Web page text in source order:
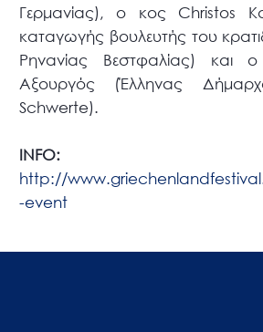
Γερμανίας), ο κος Christos
καταγωγής βουλευτής του
Ρηνανίας Βεστφαλίας) και
Αξουργός (Έλληνας
Schwerte).
INFO:
http://
-event